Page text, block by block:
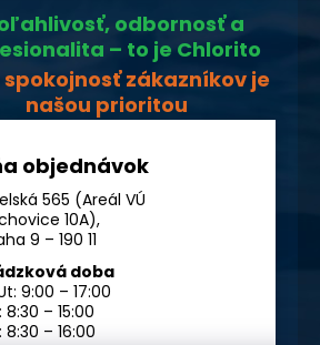
odbornosť a
– to je Chlorito
spokojnosť zákazníkov je
našou prioritou
objednávok
565 (Areál VÚ
10A),
9 – 190 11
doba
9:00 – 17:00
8:30 – 15:00
8:30 – 16:00